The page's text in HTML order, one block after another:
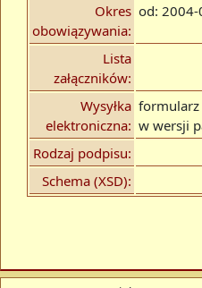
Okres
obowiązywania:
od:
Lista
załączników:
Wysyłka
elektroniczna:
formularz
w wersji
Rodzaj podpisu:
Schema (XSD):